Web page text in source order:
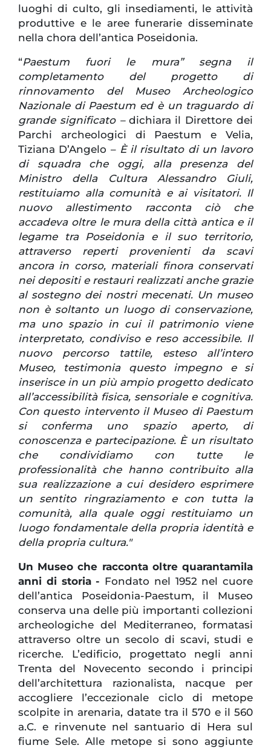
luoghi di culto, gli insediamenti, le attività
produttive e le aree funerarie disseminate
nella chora dell’antica Poseidonia.
“Paestum fuori le mura” segna il
completamento del progetto di
rinnovamento del Museo Archeologico
Nazionale di Paestum ed è un traguardo di
grande significato –dichiara il Direttore dei
Parchi archeologici di Paestum e Velia,
Tiziana D’Angelo –È il risultato di un lavoro
di squadra che oggi, alla presenza del
Ministro della Cultura Alessandro Giuli,
restituiamo alla comunità e ai visitatori. Il
nuovo allestimento racconta ciò che
accadeva oltre le mura della città antica e il
legame tra Poseidonia e il suo territorio,
attraverso reperti provenienti da scavi
ancora in corso, materiali finora conservati
nei depositi e restauri realizzati anche grazie
al sostegno dei nostri mecenati. Un museo
non è soltanto un luogo di conservazione,
ma uno spazio in cui il patrimonio viene
interpretato, condiviso e reso accessibile. Il
nuovo percorso tattile, esteso all’intero
Museo, testimonia questo impegno e si
inserisce in un più ampio progetto dedicato
all’accessibilità fisica, sensoriale e cognitiva.
Con questo intervento il Museo di Paestum
si conferma uno spazio aperto, di
conoscenza e partecipazione. È un risultato
che condividiamo con tutte le
professionalità che hanno contribuito alla
sua realizzazione a cui desidero esprimere
un sentito ringraziamento e con tutta la
comunità, alla quale oggi restituiamo un
luogo fondamentale della propria identità e
della propria cultura."
Un Museo che racconta oltre quarantamila
anni di storia - Fondato nel 1952 nel cuore
dell’antica Poseidonia-Paestum, il Museo
conserva una delle più importanti collezioni
archeologiche del Mediterraneo, formatasi
attraverso oltre un secolo di scavi, studi e
ricerche. L’edificio, progettato negli anni
Trenta del Novecento secondo i principi
dell’architettura razionalista, nacque per
accogliere l’eccezionale ciclo di metope
scolpite in arenaria, datate tra il 570 e il 560
a.C. e rinvenute nel santuario di Hera sul
fiume Sele. Alle metope si sono aggiunte